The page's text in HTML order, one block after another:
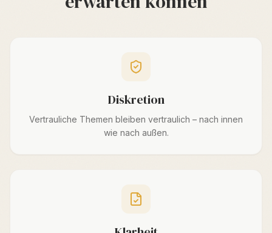
Diskretion
Vertrauliche Themen bleiben vertraulich – nach innen
wie nach außen.